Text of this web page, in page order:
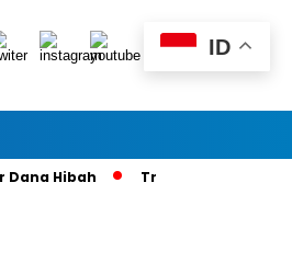
Dana Hibah Tragedi Remaja
ID